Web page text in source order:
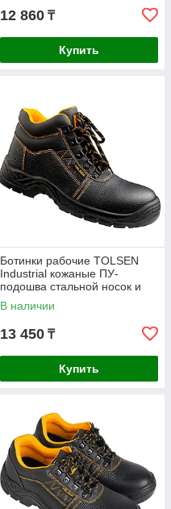
12 860 ₸
Купить
Ботинки рабочие TOLSEN
Industrial кожаные ПУ-
подошва стальной носок и
стелька р.45 45357
В наличии
13 450 ₸
Купить